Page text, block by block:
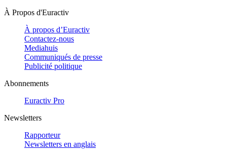
À Propos d'Euractiv
À propos d’Euractiv
Contactez-nous
Mediahuis
Communiqués de presse
Publicité politique
Abonnements
Euractiv Pro
Newsletters
Rapporteur
Newsletters en anglais